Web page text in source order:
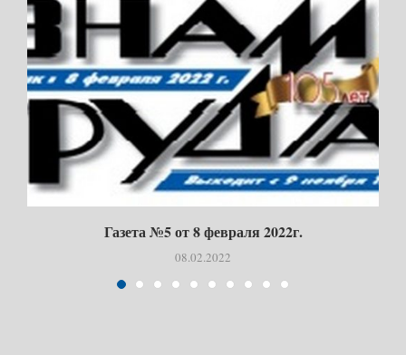
Газета №5 от 8 февраля 2022г.
08.02.2022